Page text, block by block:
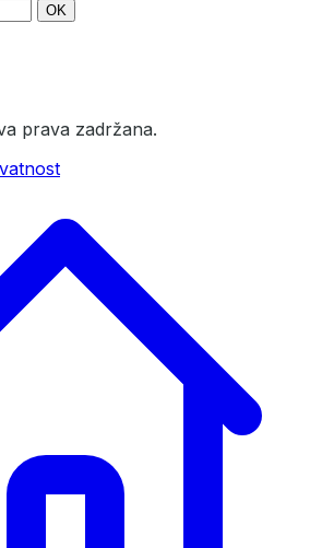
OK
prava zadržana.